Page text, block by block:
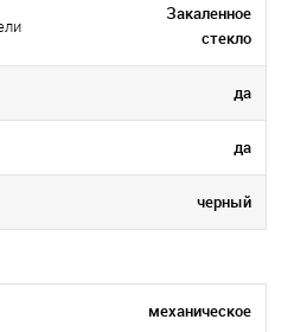
Закаленное
стекло
да
да
черный
механическое